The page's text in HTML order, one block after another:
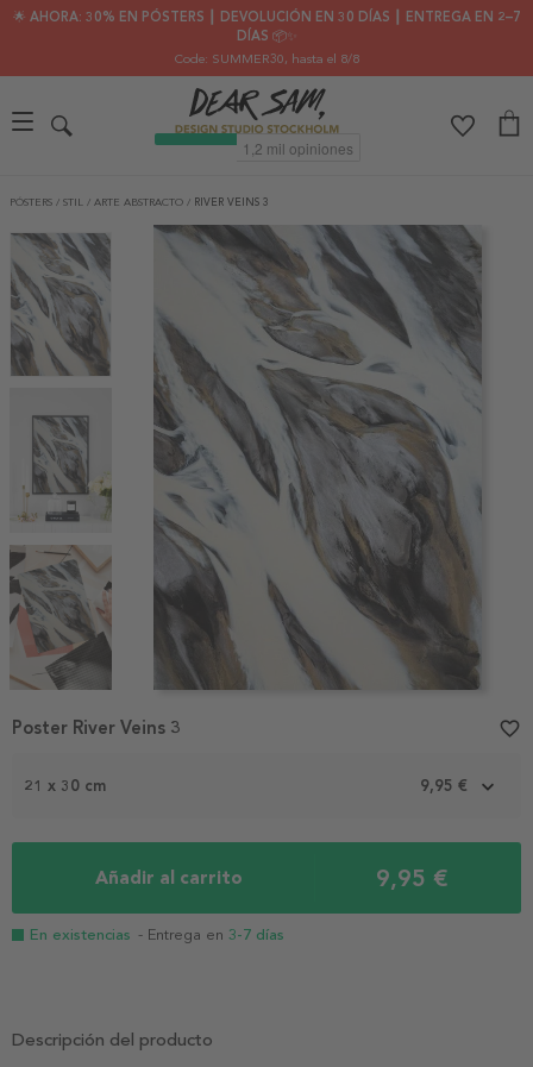
🌟 AHORA: 30% EN PÓSTERS ┃ DEVOLUCIÓN EN 30 DÍAS ┃ ENTREGA EN 2–7
DÍAS 📦✨
Code: SUMMER30, hasta el 8/8
PÓSTERS / STIL / ARTE ABSTRACTO / RIVER VEINS 3
1
21 x 30 cm 9,95 €
Añadir al carrito 9,95 €
En existencias - Entrega en 3-7 días
Poster River Veins 3 favorite_border
Descripción del producto